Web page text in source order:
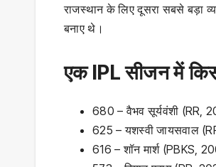
राजस्‍थान के लिए दूसरा सबसे बड़ा
बनाए थे।
एक IPL सीजन में
680 – वैभव सूर्यवंशी (RR,
625 – यशस्वी जायसवाल
616 – शॉन मार्श (PBKS,